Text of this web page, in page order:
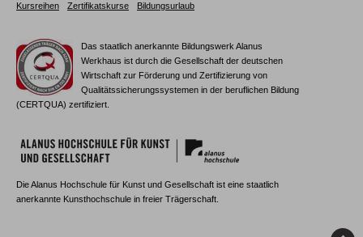
Kursreihen
Zertifikatskurse Bildungsurlaub
Das staatlich anerkannte Bildungswerk Alanus
Werkhaus ist durch die Gesellschaft der deutschen
Wirtschaft zur Förderung und Zertifizierung von
Qualitätssicherungssystemen in der beruflichen Bildung
(CERTQUA) zertifiziert.
Die Alanus Hochschule für Kunst und Gesellschaft ist eine staatlich
anerkannte Kunsthochschule in freier Trägerschaft.